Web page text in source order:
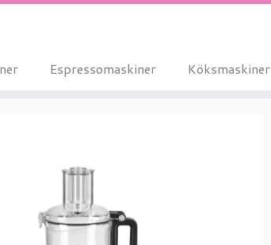
Espressomaskiner Köksmaskiner